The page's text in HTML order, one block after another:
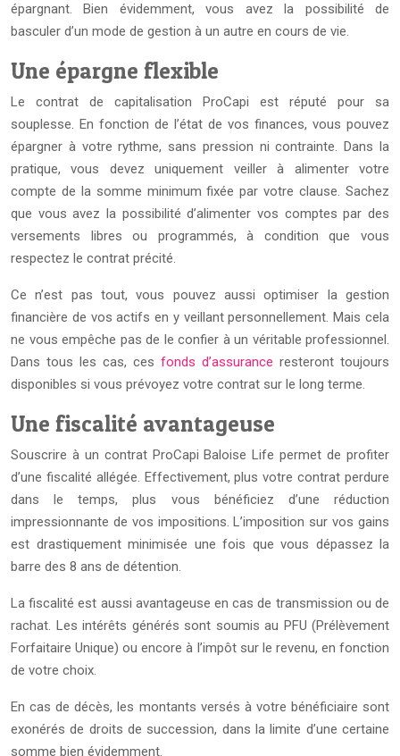
épargnant. Bien évidemment, vous avez la possibilité de
basculer d’un mode de gestion à un autre en cours de vie.
Une épargne flexible
Le contrat de capitalisation ProCapi est réputé pour sa
souplesse. En fonction de l’état de vos finances, vous pouvez
épargner à votre rythme, sans pression ni contrainte. Dans la
pratique, vous devez uniquement veiller à alimenter votre
compte de la somme minimum fixée par votre clause. Sachez
que vous avez la possibilité d’alimenter vos comptes par des
versements libres ou programmés, à condition que vous
respectez le contrat précité.
Ce n’est pas tout, vous pouvez aussi optimiser la gestion
financière de vos actifs en y veillant personnellement. Mais cela
ne vous empêche pas de le confier à un véritable professionnel.
Dans tous les cas, ces fonds d’assurance resteront toujours
disponibles si vous prévoyez votre contrat sur le long terme.
Une fiscalité avantageuse
Souscrire à un contrat ProCapi Baloise Life permet de profiter
d’une fiscalité allégée. Effectivement, plus votre contrat perdure
dans le temps, plus vous bénéficiez d’une réduction
impressionnante de vos impositions. L’imposition sur vos gains
est drastiquement minimisée une fois que vous dépassez la
barre des 8 ans de détention.
La fiscalité est aussi avantageuse en cas de transmission ou de
rachat. Les intérêts générés sont soumis au PFU (Prélèvement
Forfaitaire Unique) ou encore à l’impôt sur le revenu, en fonction
de votre choix.
En cas de décès, les montants versés à votre bénéficiaire sont
exonérés de droits de succession, dans la limite d’une certaine
somme bien évidemment.